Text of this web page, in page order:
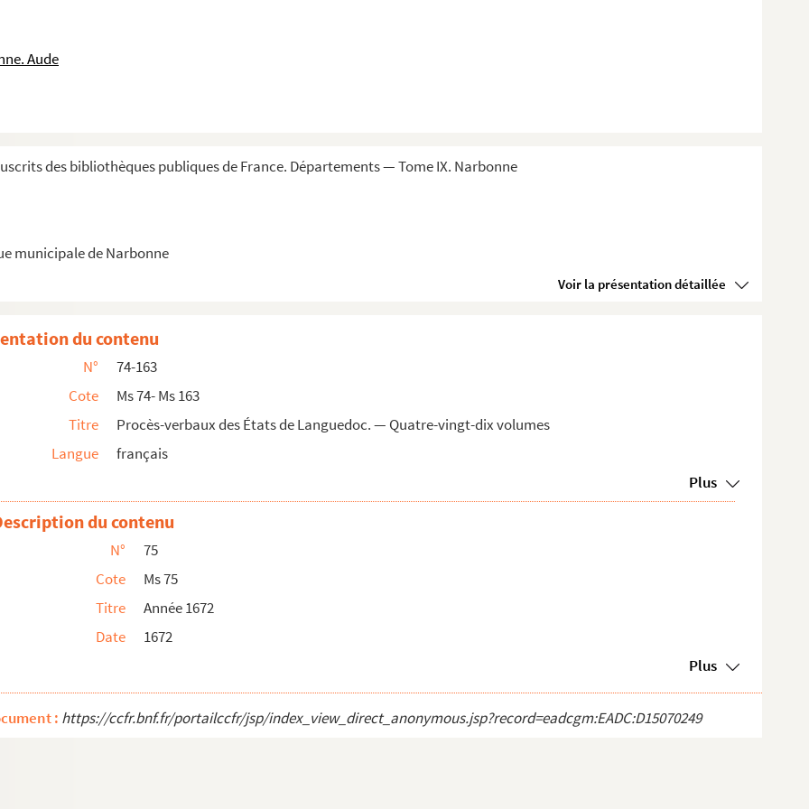
Aude
des bibliothèques publiques de France. Départements — Tome IX. Narbonne
municipale de Narbonne
Voir la présentation détaillée
de la maison de monsieur le marquis de B...
environs de Narbonne, cultivées par l'abbé Pou...
par l'abbé Degua, membre honoraire de la Com...
faisant défense de fumer les vignes
de Nîmes, en 1740
sénéchaussée et archevêché de Narbonne. ...
vingt-dix volumes
les Estats de Languedoc
du contenu
N°
74-163
Cote
Ms 74- Ms 163
Titre
Procès-verbaux des États de Languedoc. — Quatre-vingt-dix volumes
Langue
français
Plus
du contenu
N°
75
Cote
Ms 75
Titre
Année 1672
Date
1672
Plus
: https://ccfr.bnf.fr/portailccfr/jsp/index_view_direct_anonymous.jsp?record=eadcgm:EADC:D15070249